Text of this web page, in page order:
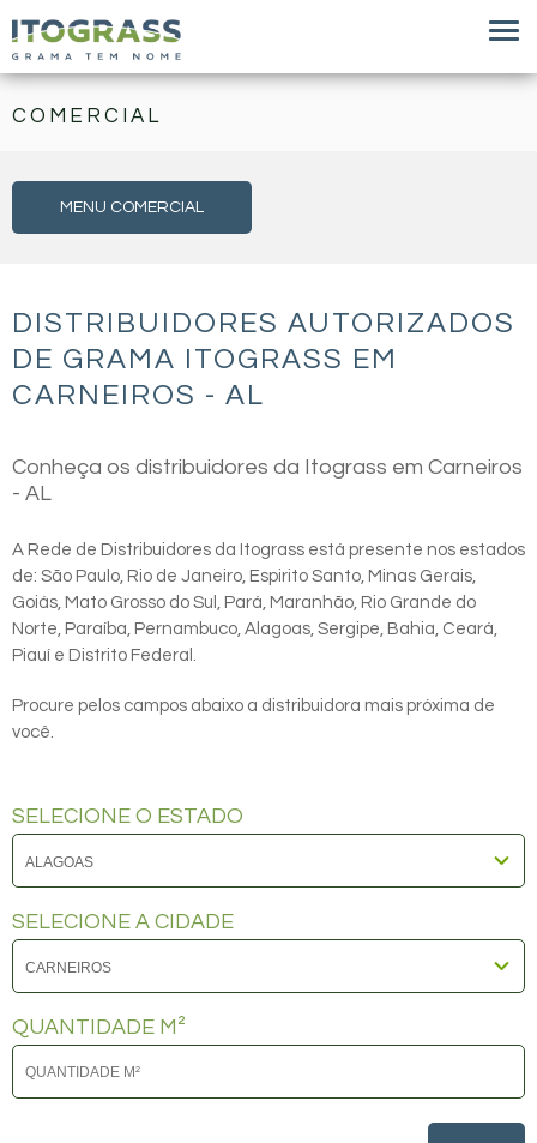
COMERCIAL
MENU COMERCIAL
DISTRIBUIDORES AUTORIZADOS
DE GRAMA ITOGRASS EM
CARNEIROS - AL
Conheça os distribuidores da Itograss em Carneiros
- AL
A Rede de Distribuidores da Itograss está presente nos estados
de: São Paulo, Rio de Janeiro, Espirito Santo, Minas Gerais,
Goiás, Mato Grosso do Sul, Pará, Maranhão, Rio Grande do
Norte, Paraíba, Pernambuco, Alagoas, Sergipe, Bahia, Ceará,
Piauí e Distrito Federal.
Procure pelos campos abaixo a distribuidora mais próxima de
você.
SELECIONE O ESTADO
SELECIONE A CIDADE
QUANTIDADE M²